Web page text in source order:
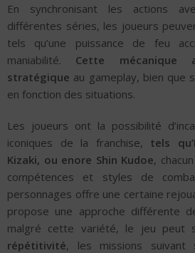
En synchronisant les actions
différentes séries, les joueurs
tels qu’une puissance de feu
maniabilité. Cette mécanique
stratégique au gameplay, bien que
en fonction des situations.
Les joueurs ont la possibilité
iconiques de la franchise, tels
Kizaki, ou enore Shin Kudoe,
compétences et styles de
personnages offre une certaine
propose une approche différente
malgré cette variété, le jeu peut
répétitivité, les missions suivant